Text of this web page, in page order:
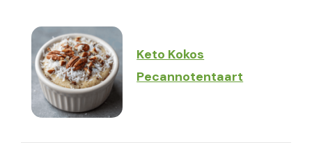
Keto Kokos
Pecannotentaart